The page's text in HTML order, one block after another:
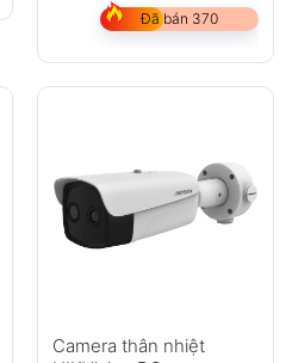
xác 0,3 °C)
Đã bán 370
Camera thân nhiệt